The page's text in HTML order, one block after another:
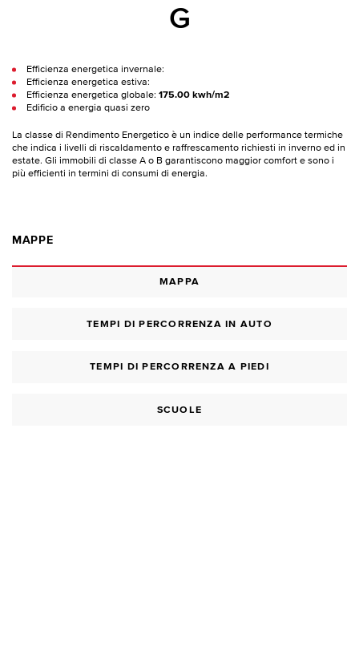
G
Efficienza energetica invernale:
Efficienza energetica estiva:
Efficienza energetica globale: 175.00 kwh/m2
Edificio a energia quasi zero
La classe di Rendimento Energetico è un indice delle performance termiche
che indica i livelli di riscaldamento e raffrescamento richiesti in inverno ed in
estate. Gli immobili di classe A o B garantiscono maggior comfort e sono i
più efficienti in termini di consumi di energia.
MAPPE
MAPPA
TEMPI DI PERCORRENZA IN AUTO
TEMPI DI PERCORRENZA A PIEDI
SCUOLE